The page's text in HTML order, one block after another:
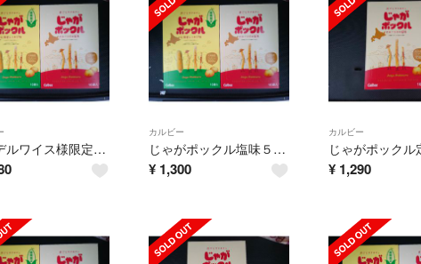
エーデルワイス様限定❤️塩味５袋＋とうきび味５袋計１０袋です✨
カルビー
じゃがポックル塩味５袋＋とうきび味５袋計１０袋です✨
¥ 1,300
カルビー
¥ 1,290